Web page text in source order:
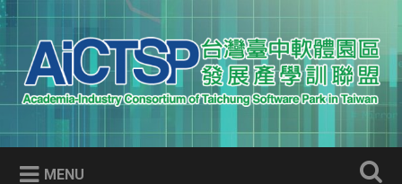
Skip
to
content
Search
AICTSP 台灣臺中軟體園區發展
產學訓聯盟
Academia-Industry Consortium of Taichung Software Park
in Taiwan
MENU